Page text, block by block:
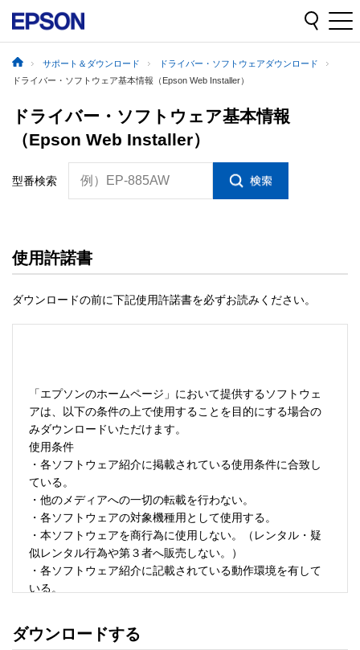
サポート＆ダウンロード
ドライバー・ソフトウェアダウンロード
ドライバー・ソフトウェア基本情報（Epson Web Installer）
ドライバー・ソフトウェア基本情報
（Epson Web Installer）
型番検索 例）EP-885AW
使用許諾書
ダウンロードの前に下記使用許諾書を必ずお読みください。
「エプソンのホームページ」において提供するソフトウェ
アは、以下の条件の上で使用することを目的にする場合の
みダウンロードいただけます。
使用条件
・各ソフトウェア紹介に掲載されている使用条件に合致し
ている。
・他のメディアへの一切の転載を行わない。
・各ソフトウェアの対象機種用として使用する。
・本ソフトウェアを商行為に使用しない。（レンタル・疑
似レンタル行為や第３者へ販売しない。）
・各ソフトウェア紹介に記載されている動作環境を有して
いる。
・ソフトウェアを改変、またはリバースエンジニアリング
ダウンロードする